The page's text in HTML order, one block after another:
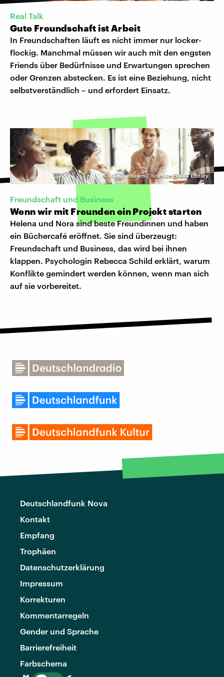
Real Talk
Gute Freundschaft ist Arbeit
In Freundschaften läuft es nicht immer nur locker-
flockig. Manchmal müssen wir auch mit den engsten
Friends über Bedürfnisse und Erwartungen sprechen
oder Grenzen abstecken. Es ist eine Beziehung, nicht
selbstverständlich – und erfordert Einsatz.
©imago images / Science Photo Library
Freundschaft und Business
Wenn wir mit Freunden ein Projekt starten
Helena und Nora sind beste Freundinnen und haben
ein Büchercafé eröffnet. Sie sind überzeugt:
Freundschaft und Business, das wird bei ihnen
klappen. Psychologin Rebecca Schild erklärt, warum
Konflikte gemindert werden können, wenn man sich
auf sie vorbereitet.
Deutschlandfunk Nova
Kontakt
Empfang
Trophäen
Datenschutzerklärung
Impressum
Korrekturen
Kommentarregeln
Gender und Sprache
Barrierefreiheit
Farbschema